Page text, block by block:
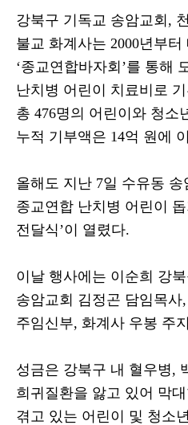
강북구 기독교 송암교회 ,
불교 화계사는 2000년부터
‘종교연합바자회 ’를 통해
난치병 어린이 치료비로
총 476명의 어린이와 청소
누적 기부액은 14억 원에
올해도 지난 7일 수유동 송
종교연합 난치병 어린이
전달식’이 열렸다.
이날 행사에는 이순희 강
송암교회 김정곤 담임목사,
주임신부, 화계사 우봉 주
성금은 강북구 내 혈우병,
희귀질환을 앓고 있어 막
겪고 있는 어린이 및 청소년